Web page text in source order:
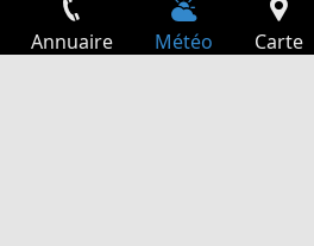
Annuaire Météo Carte